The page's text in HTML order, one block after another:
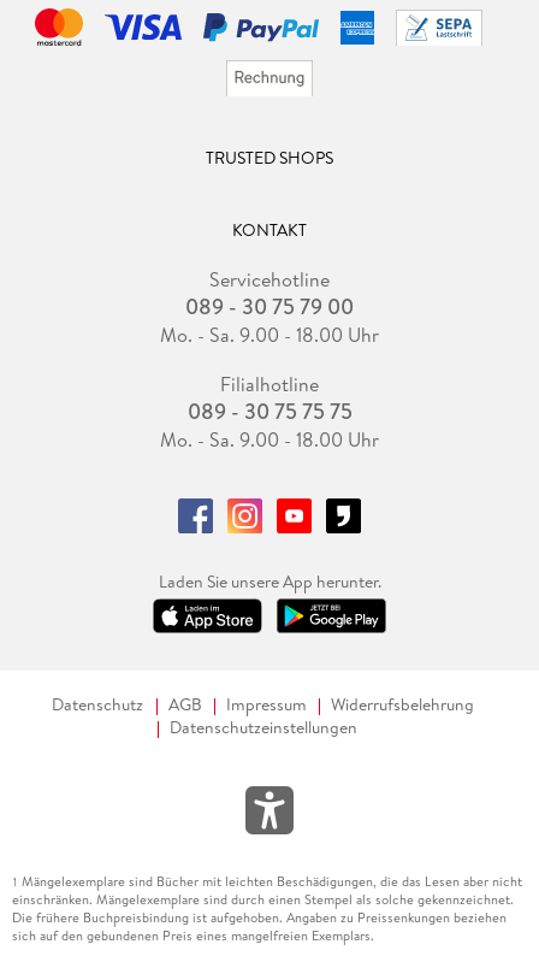
TRUSTED SHOPS
KONTAKT
Servicehotline
089 - 30 75 79 00
Mo. - Sa. 9.00 - 18.00 Uhr
Filialhotline
089 - 30 75 75 75
Mo. - Sa. 9.00 - 18.00 Uhr
Laden Sie unsere App herunter.
Datenschutz AGB Impressum
Widerrufsbelehrung
Datenschutzeinstellungen
1 Mängelexemplare sind Bücher mit leichten Beschädigungen, die das Lesen aber nicht
einschränken. Mängelexemplare sind durch einen Stempel als solche gekennzeichnet.
Die frühere Buchpreisbindung ist aufgehoben. Angaben zu Preissenkungen beziehen
sich auf den gebundenen Preis eines mangelfreien Exemplars.